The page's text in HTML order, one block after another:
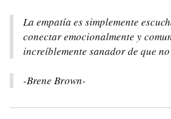
La empatía es simplemente
conectar emocionalmente y
increíblemente sanador de que
-Brene Brown-